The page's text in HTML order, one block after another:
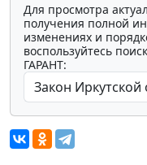
Для просмотра
получения полной
изменениях и
воспользуйтесь
ГАРАНТ: